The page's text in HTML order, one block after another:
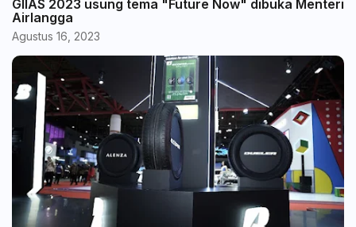
GIIAS 2023 usung tema "Future Now" dibuka Menteri
Airlangga
Agustus 16, 2023